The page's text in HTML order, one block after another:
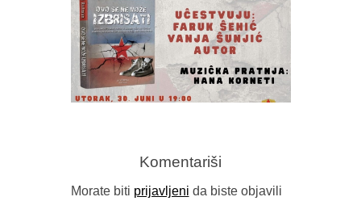
MOŽE IZBRISATI” ANDRAŽA
Komentariši
Morate biti prijavljeni da biste objavili